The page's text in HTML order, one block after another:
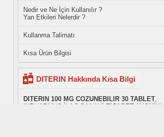
Nedir ve Ne İçin Kullanılır ?
Yan Etkileri Nelerdir ?
Kullanma Talimatı
Kısa Ürün Bilgisi
DITERIN Hakkında Kısa Bilgi
DITERIN 100 MG COZUNEBILIR 30 TABLET,
INPHARMUS İLAÇ SANAYİ TİCARET ANONİM